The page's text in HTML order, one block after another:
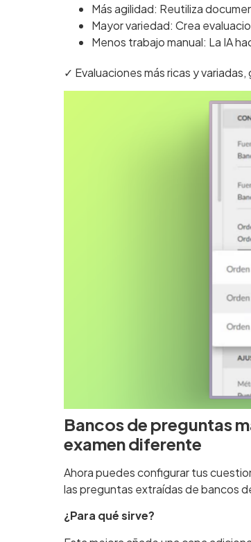
Más agilidad: Reutiliza
Mayor variedad: Crea
Menos trabajo manual: La IA
✓ Evaluaciones más ricas y
Bancos de preguntas
examen diferente
Ahora puedes configurar tus
las preguntas extraídas de bancos
¿Para qué sirve?